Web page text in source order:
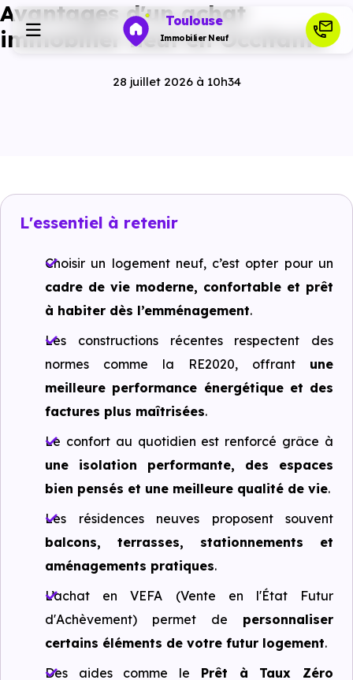
Toulouse
Immobilier Neuf
Investir
Ressources
Financer
Avantages d'un achat
immobilier neuf en Occitanie
28 juillet 2026 à 10h34
L'essentiel à retenir
Choisir un logement neuf, c’est opter pour un
cadre de vie moderne, confortable et prêt
à habiter dès l’emménagement.
Les constructions récentes respectent des
normes comme la RE2020, offrant une
meilleure performance énergétique et des
factures plus maîtrisées.
Le confort au quotidien est renforcé grâce à
une isolation performante, des espaces
bien pensés et une meilleure qualité de vie.
Les résidences neuves proposent souvent
balcons, terrasses, stationnements et
aménagements pratiques.
L’achat en VEFA (Vente en l'État Futur
d'Achèvement) permet de personnaliser
certains éléments de votre futur logement.
Des aides comme le Prêt à Taux Zéro